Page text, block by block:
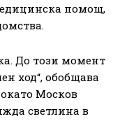
помощ,
До този момент
ход“, обобщава
Москов
светлина в